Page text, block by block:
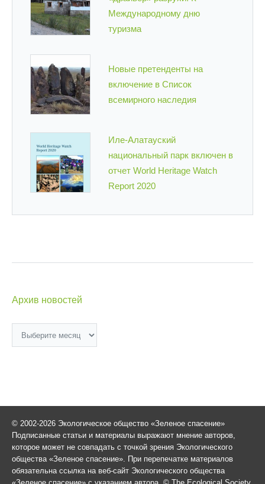
Международному дню
туризма
Новые претенденты на
включение в Список
всемирного наследия
Иле-Алатауский
национальный парк включен в
отчет World Heritage Watch
Report 2020
Архив новостей
новостей
© 2002-2026 Экологическое общество «Зеленое спасение»
Подписанные статьи и материалы выражают мнение авторов,
которое может не совпадать с точкой зрения Экологического
общества «Зеленое спасение». При перепечатке материалов
обязательна ссылка на веб-сайт Экологического общества